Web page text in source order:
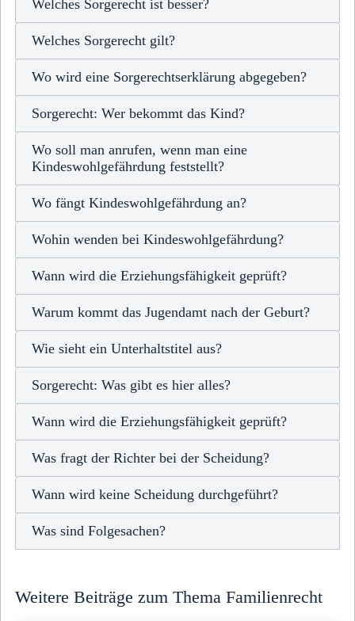
Welches Sorgerecht ist besser?
Welches Sorgerecht gilt?
Wo wird eine Sorgerechtserklärung abgegeben?
Sorgerecht: Wer bekommt das Kind?
Wo soll man anrufen, wenn man eine
Kindeswohlgefährdung feststellt?
Wo fängt Kindeswohlgefährdung an?
Wohin wenden bei Kindeswohlgefährdung?
Wann wird die Erziehungsfähigkeit geprüft?
Warum kommt das Jugendamt nach der Geburt?
Wie sieht ein Unterhaltstitel aus?
Sorgerecht: Was gibt es hier alles?
Wann wird die Erziehungsfähigkeit geprüft?
Was fragt der Richter bei der Scheidung?
Wann wird keine Scheidung durchgeführt?
Was sind Folgesachen?
Weitere Beiträge zum Thema Familienrecht